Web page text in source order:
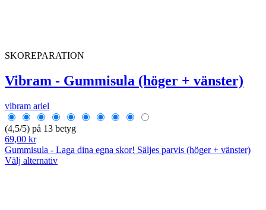
SKOREPARATION
Vibram - Gummisula (höger + vänster)
vibram ariel
(4,5/5) på 13 betyg
69,00 kr
Gummisula - Laga dina egna skor! Säljes parvis (höger + vänster)
Välj alternativ